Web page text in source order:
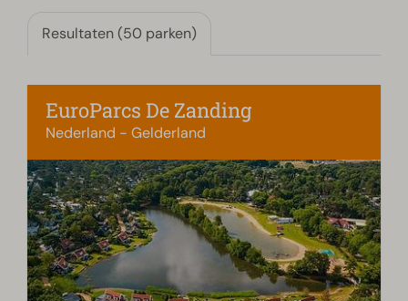
Resultaten (50 parken)
EuroParcs De Zanding
Nederland - Gelderland